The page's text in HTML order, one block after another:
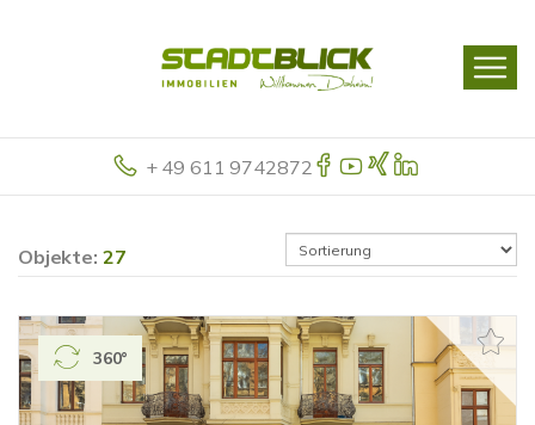
+ 49 611 9742872
Objekte: 27
360°